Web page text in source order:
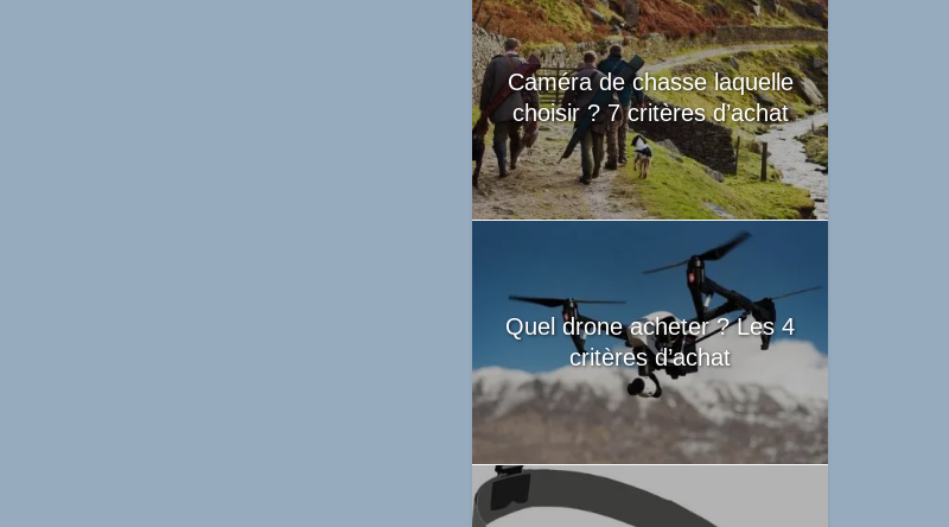
Caméra de chasse laquelle
choisir ? 7 critères d’achat
Quel drone acheter ? Les 4
critères d’achat